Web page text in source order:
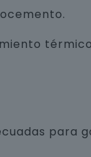
para